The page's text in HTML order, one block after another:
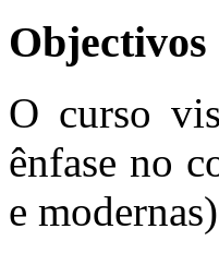
Objectivos
O curso
ênfase no
e